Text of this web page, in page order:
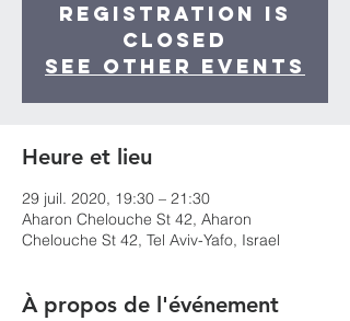
Registration is
Closed
See other events
Heure et lieu
29 juil. 2020, 19:30 – 21:30
Aharon Chelouche St 42, Aharon
Chelouche St 42, Tel Aviv-Yafo, Israel
À propos de l'événement